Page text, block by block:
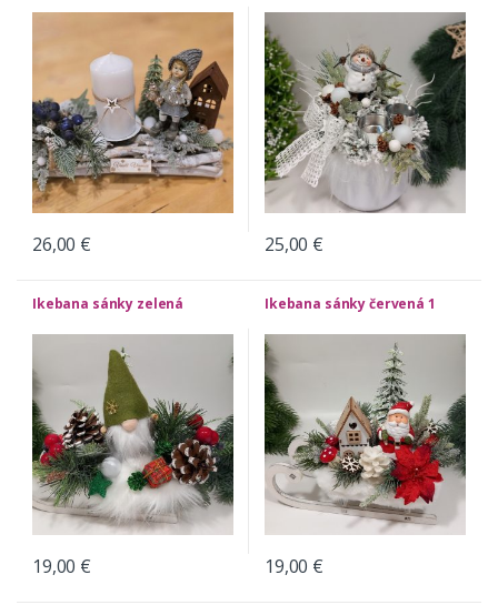
26,00 € 25,00 €
Ikebana sánky zelená
19,00 €
Ikebana sánky červená 1
19,00 €